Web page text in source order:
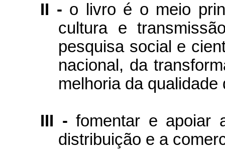
II - o livro é o meio
cultura e
pesquisa social e
nacional, da
melhoria da qualidade
III - fomentar e apoiar
distribuição e a